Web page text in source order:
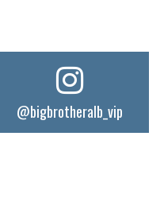
@bigbrotheralb_vip